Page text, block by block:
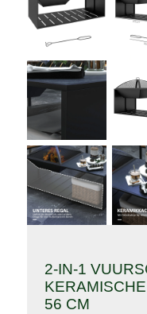
2-IN-1
56 CM